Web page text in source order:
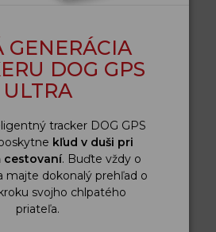
GENERÁCIA
DOG GPS
ULTRA
tracker DOG GPS
kľud v duši pri
cestovaní. Buďte vždy o
majte dokonalý prehľad o
svojho chlpatého
priateľa.